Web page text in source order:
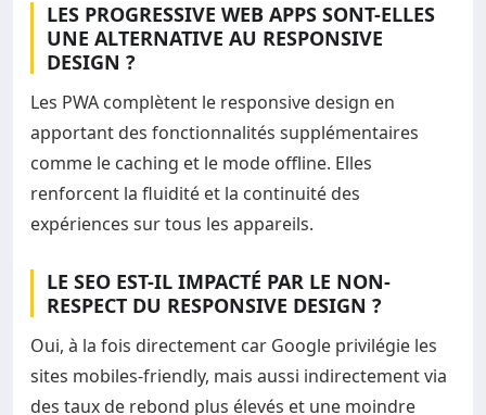
LES PROGRESSIVE WEB APPS SONT-ELLES
UNE ALTERNATIVE AU RESPONSIVE
DESIGN ?
Les PWA complètent le responsive design en
apportant des fonctionnalités supplémentaires
comme le caching et le mode offline. Elles
renforcent la fluidité et la continuité des
expériences sur tous les appareils.
LE SEO EST-IL IMPACTÉ PAR LE NON-
RESPECT DU RESPONSIVE DESIGN ?
Oui, à la fois directement car Google privilégie les
sites mobiles-friendly, mais aussi indirectement via
des taux de rebond plus élevés et une moindre